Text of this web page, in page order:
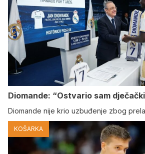
Diomande: “Ostvario sam
Diomande nije krio uzbuđenje zbog
KOŠARKA